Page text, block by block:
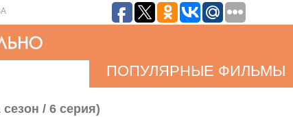
ПОПУЛЯРНЫЕ ФИЛЬМЫ
/ 6 серия)